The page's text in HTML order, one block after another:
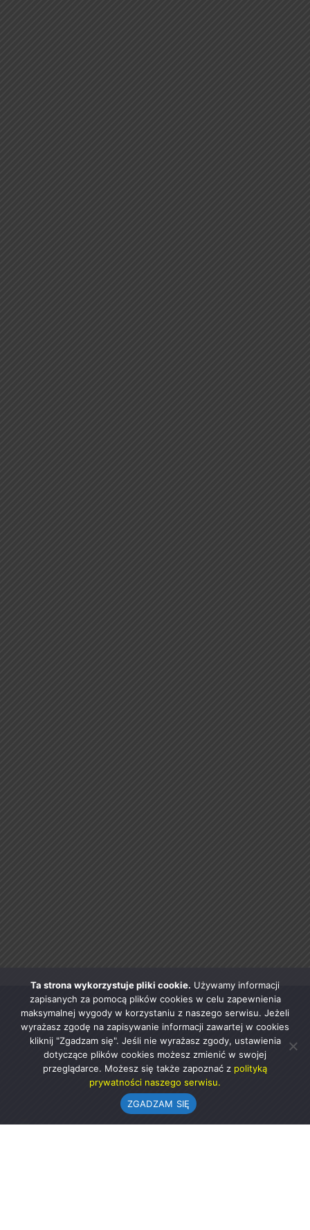
Ta strona wykorzystuje pliki cookie. Używamy informacji
zapisanych za pomocą plików cookies w celu zapewnienia
maksymalnej wygody w korzystaniu z naszego serwisu. Jeżeli
wyrażasz zgodę na zapisywanie informacji zawartej w cookies
kliknij "Zgadzam się". Jeśli nie wyrażasz zgody, ustawienia
dotyczące plików cookies możesz zmienić w swojej
przeglądarce. Możesz się także zapoznać z polityką
prywatności naszego serwisu.
ZGADZAM SIĘ